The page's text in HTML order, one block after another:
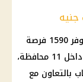
أعلنت وزارة العمل عن نشرة توظيف جديدة توفر 1590 فرصة
عمل في 36 شركة من شركات القطاع الخاص داخل 11 محافظة،
بالتعاون مع